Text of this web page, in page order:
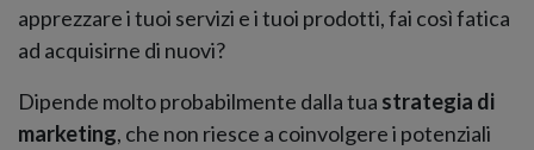
apprezzare i tuoi servizi e i tuoi prodotti, fai così fatica
ad acquisirne di nuovi?
Dipende molto probabilmente dalla tua strategia di
marketing, che non riesce a coinvolgere i potenziali